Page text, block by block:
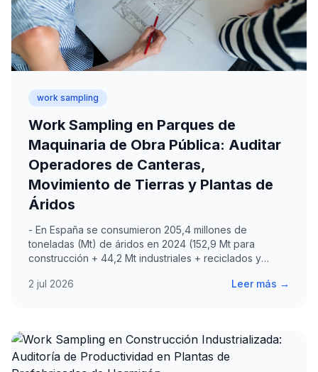
work sampling
Work Sampling en Parques de
Maquinaria de Obra Pública: Auditar
Operadores de Canteras,
Movimiento de Tierras y Plantas de
Áridos
- En España se consumieron 205,4 millones de
toneladas (Mt) de áridos en 2024 (152,9 Mt para
construcción + 44,2 Mt industriales + reciclados y
2 jul 2026
Leer más →